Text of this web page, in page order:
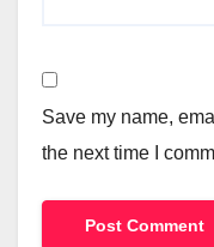
Save my name,
the next time I